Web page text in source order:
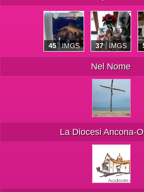
45 IMGS 37 IMGS
Nel Nome
La Diocesi Ancona-